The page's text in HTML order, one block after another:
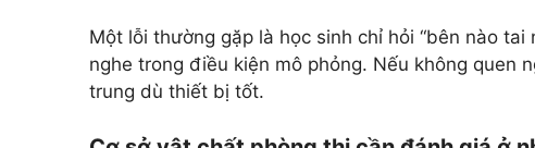
Một lỗi thường gặp là học sinh chỉ hỏi “bên nào
nghe trong điều kiện mô phỏng. Nếu không quen
trung dù thiết bị tốt.